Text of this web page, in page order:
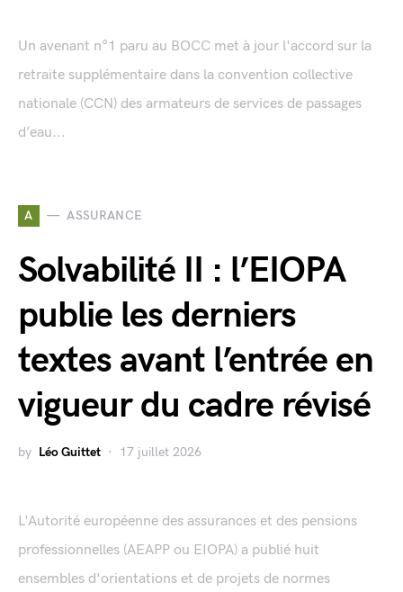
Un avenant n°1 paru au BOCC met à jour l'accord sur la
retraite supplémentaire dans la convention collective
nationale (CCN) des armateurs de services de passages
d’eau...
A ASSURANCE
Solvabilité II : l’EIOPA
publie les derniers
textes avant l’entrée en
vigueur du cadre révisé
by Léo Guittet 17 juillet 2026
L'Autorité européenne des assurances et des pensions
professionnelles (AEAPP ou EIOPA) a publié huit
ensembles d'orientations et de projets de normes